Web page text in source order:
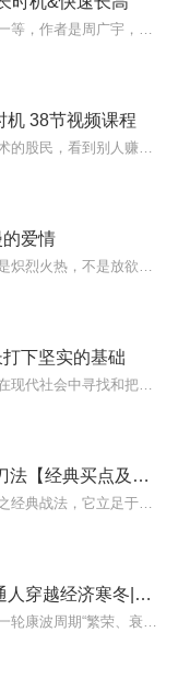
机 38节视频课程
爱情
下坚实的基础
专辑24：章盟主短线博弈刀法【经典买点及时机的战法
【以日为鉴】帮每一个普通人穿越经济寒冬|静待时机